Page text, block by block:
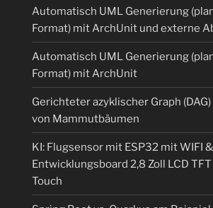
Automatisch UML Generierung
Format) mit ArchUnit und externe
Automatisch UML Generierung
Format) mit ArchUnit
Gerichteter azyklischer Graph
von Mammutbäumen
KI: Flugsensor mit ESP32 mit WIFI
Entwicklungsboard 2,8 Zoll LCD
Touch